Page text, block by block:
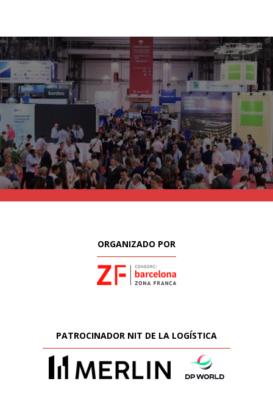
ORGANIZADO POR
PATROCINADOR NIT DE LA LOGÍSTICA